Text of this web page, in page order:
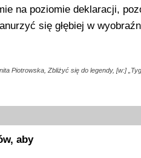
na poziomie deklaracji,
się głębiej w
Piotrowska, Zbliżyć się do legendy, [w:]
aby